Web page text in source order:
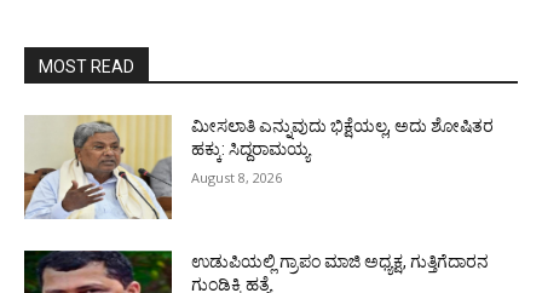
MOST READ
ಮೀಸಲಾತಿ ಎನ್ನುವುದು ಭಿಕ್ಷೆಯಲ್ಲ, ಅದು ಶೋಷಿತರ
ಹಕ್ಕು: ಸಿದ್ದರಾಮಯ್ಯ
August 8, 2026
ಉಡುಪಿಯಲ್ಲಿ ಗ್ರಾಪಂ ಮಾಜಿ ಅಧ್ಯಕ್ಷ, ಗುತ್ತಿಗೆದಾರನ
ಗುಂಡಿಕ್ಕಿ ಹತ್ಯೆ